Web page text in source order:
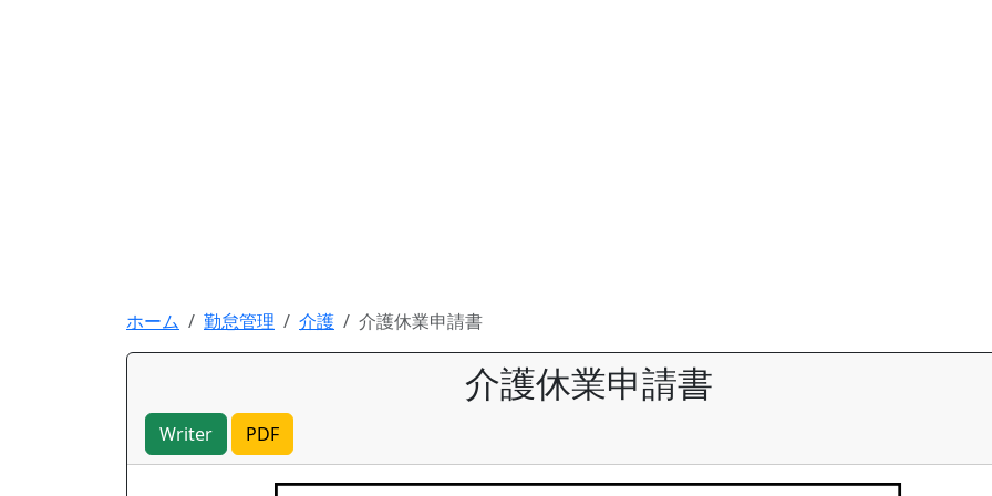
ホーム 勤怠管理 介護 介護休業申請書
介護休業申請書
Writer PDF